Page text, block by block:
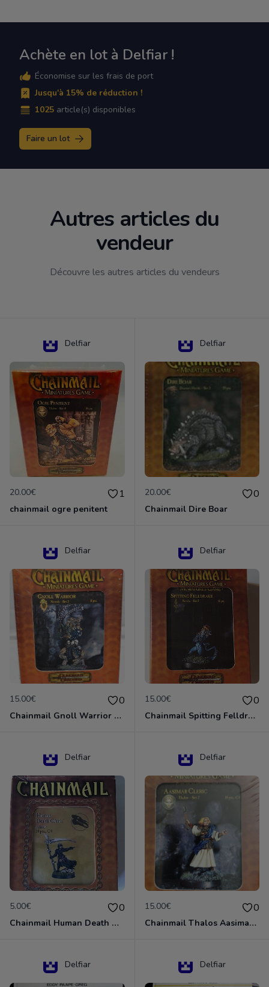
Achète en lot à Delfiar !
Économise sur les frais de port
Jusqu'à 15% de réduction !
1025 article(s) disponibles
Faire un lot
Autres articles du
vendeur
Découvre les autres articles du vendeurs
Delfiar
20.00€ 1
chainmail ogre penitent
Delfiar
20.00€ 0
Chainmail Dire Boar
Delfiar
15.00€ 0
Chainmail Gnoll Warrior Dungeons & Dragons
Delfiar
15.00€ 0
Chainmail Spitting Felldrake
Delfiar
5.00€ 0
Chainmail Human Death Cleric
Delfiar
15.00€ 0
Chainmail Thalos Aasimar Cleric
Delfiar Delfiar